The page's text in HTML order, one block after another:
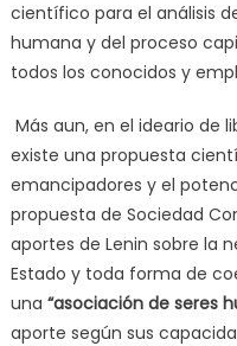
científico para el análisis
humana y del proceso
todos los conocidos y
Más aun, en el ideario de
existe una propuesta
emancipadores y el
propuesta de Sociedad
aportes de Lenin sobre la
Estado y toda forma de
una “asociación de seres
aporte según sus